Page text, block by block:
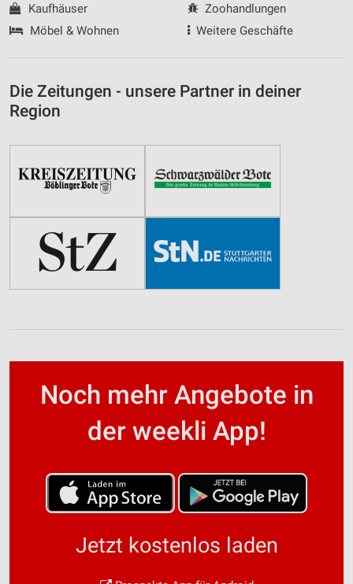
Kaufhäuser
Möbel & Wohnen
Zoohandlungen
Weitere Geschäfte
Die Zeitungen - unsere Partner in deiner
Region
Noch mehr Angebote in
der weekli App!
Jetzt kostenlos laden